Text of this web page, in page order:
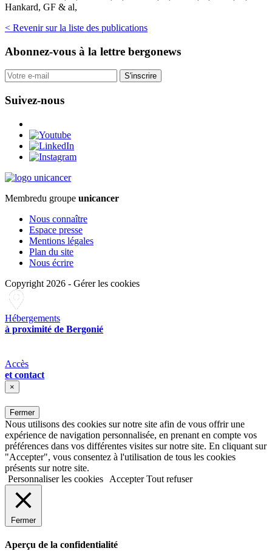
Hankard, GF & al,
< Revenir sur la liste des publications
Abonnez-vous à la lettre bergonews
S'inscrire
Suivez-nous
Membredu groupe unicancer
Nous connaître
Espace presse
Mentions légales
Plan du site
Nous écrire
Copyright 2026 - Gérer les cookies
Hébergements
à proximité de Bergonié
Accès
et contact
×
Fermer
Nous utilisons des cookies sur notre site afin de vous offrir une
expérience de navigation personnalisée, en prenant en compte vos
préférences dans vos différentes visites sur notre site. En cliquant sur
"Accepter", vous consentez à l'utilisation de tous les cookies
présents sur notre site.
Personnaliser les cookies
Accepter Tout refuser
Fermer
Aperçu de la confidentialité